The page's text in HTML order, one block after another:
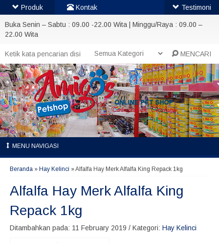
Buka Senin – Sabtu : 09.00 -22.00 Wita | Minggu/Raya : 09.00 –
22.00 Wita
MENCARI
MENU NAVIGASI
Beranda » Hay Kelinci »Alfalfa Hay Merk Alfalfa King Repack 1kg
Alfalfa Hay Merk Alfalfa King
Repack 1kg
Ditambahkan pada: 11 February 2019 / Kategori: Hay Kelinci
Produk Kontak Testimoni